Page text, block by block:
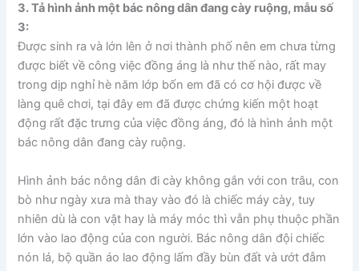
3. Tả hình ảnh một bác nông dân đang cày ruộng, mẫu số
3:
Được sinh ra và lớn lên ở nơi thành phố nên em chưa từng
được biết về công việc đồng áng là như thế nào, rất may
trong dịp nghỉ hè năm lớp bốn em đã có cơ hội được về
làng quê chơi, tại đây em đã được chứng kiến một hoạt
động rất đặc trưng của việc đồng áng, đó là hình ảnh một
bác nông dân đang cày ruộng.
Hình ảnh bác nông dân đi cày không gắn với con trâu, con
bò như ngày xưa mà thay vào đó là chiếc máy cày, tuy
nhiên dù là con vật hay là máy móc thì vẫn phụ thuộc phần
lớn vào lao động của con người. Bác nông dân đội chiếc
nón lá, bộ quần áo lao động lấm đầy bùn đất và ướt đẫm